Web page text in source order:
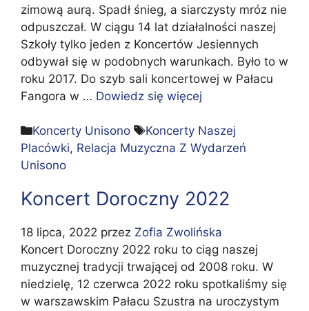
zimową aurą. Spadł śnieg, a siarczysty mróz nie
odpuszczał. W ciągu 14 lat działalności naszej
Szkoły tylko jeden z Koncertów Jesiennych
odbywał się w podobnych warunkach. Było to w
roku 2017. Do szyb sali koncertowej w Pałacu
Fangora w … Dowiedz się więcej
Kategorie
Koncerty Unisono Tagi
Koncerty Naszej
Placówki, Relacja Muzyczna Z Wydarzeń
Unisono
Koncert Doroczny 2022
18 lipca, 2022 przez Zofia Zwolińska
Koncert Doroczny 2022 roku to ciąg naszej
muzycznej tradycji trwającej od 2008 roku. W
niedzielę, 12 czerwca 2022 roku spotkaliśmy się
w warszawskim Pałacu Szustra na uroczystym